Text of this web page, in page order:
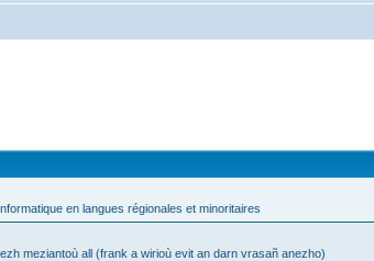
en langues régionales et minoritaires
meziantoù all (frank a wirioù evit an darn vrasañ anezho)